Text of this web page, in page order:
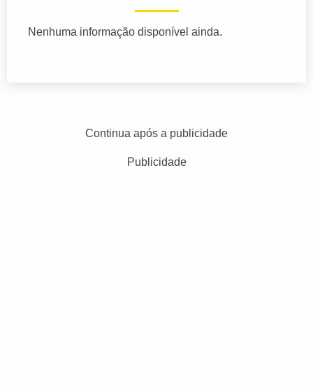
Nenhuma informação disponível ainda.
Continua após a publicidade
Publicidade